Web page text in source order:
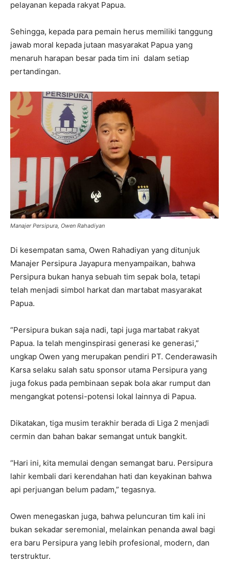
pelayanan kepada rakyat Papua.
Sehingga, kepada para pemain herus memiliki tanggung
jawab moral kepada jutaan masyarakat Papua yang
menaruh harapan besar pada tim ini dalam setiap
pertandingan.
Manajer Persipura, Owen Rahadiyan
Di kesempatan sama, Owen Rahadiyan yang ditunjuk
Manajer Persipura Jayapura menyampaikan, bahwa
Persipura bukan hanya sebuah tim sepak bola, tetapi
telah menjadi simbol harkat dan martabat masyarakat
Papua.
“Persipura bukan saja nadi, tapi juga martabat rakyat
Papua. Ia telah menginspirasi generasi ke generasi,”
ungkap Owen yang merupakan pendiri PT. Cenderawasih
Karsa selaku salah satu sponsor utama Persipura yang
juga fokus pada pembinaan sepak bola akar rumput dan
mengangkat potensi-potensi lokal lainnya di Papua.
Dikatakan, tiga musim terakhir berada di Liga 2 menjadi
cermin dan bahan bakar semangat untuk bangkit.
“Hari ini, kita memulai dengan semangat baru. Persipura
lahir kembali dari kerendahan hati dan keyakinan bahwa
api perjuangan belum padam,” tegasnya.
Owen menegaskan juga, bahwa peluncuran tim kali ini
bukan sekadar seremonial, melainkan penanda awal bagi
era baru Persipura yang lebih profesional, modern, dan
terstruktur.